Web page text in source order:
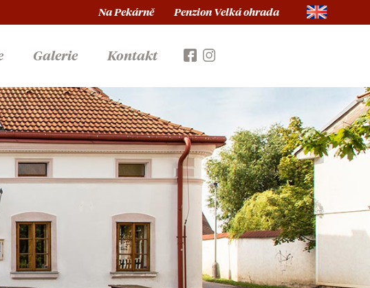
Na Pekárně Penzion Velká ohrada
Galerie Kontakt